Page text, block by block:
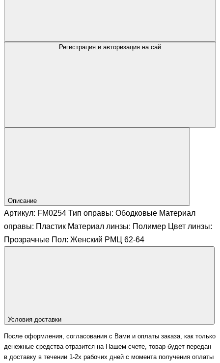
Регистрация и авторизация на сай
Описание
Артикул: FM0254 Тип оправы: Ободковые Материал
оправы: Пластик Материал линзы: Полимер Цвет линзы:
Прозрачные Пол: Женский РМЦ 62-64
Условия доставки
После оформления, согласования с Вами и оплаты заказа, как только
денежные средства отразится на Нашем счете, товар будет передан
в доставку в течении 1-2х рабочих дней с момента получения оплаты